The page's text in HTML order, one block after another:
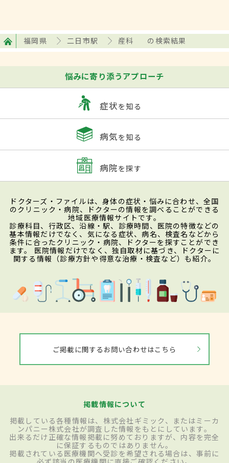
福岡県 二日市駅 産科 の検索結果
悩みに寄り添うアプローチ
症状を知る
病気を知る
病院を探す
ドクターズ・ファイルは、身体の症状・悩みに合わせ、全国
のクリニック・病院、ドクターの情報を調べることができる
地域医療情報サイトです。
診療科目、行政区、沿線・駅、診療時間、医院の特徴などの
基本情報だけでなく、気になる症状、病名、検査名などから
条件に合ったクリニック・病院、ドクターを探すことができ
ます。 医院情報だけでなく、独自取材に基づき、ドクターに
関する情報（診療方針や得意な治療・検査など）も紹介。
ご掲載に関するお問い合わせはこちら
掲載情報について
掲載している各種情報は、株式会社ギミック、またはミーカ
ンパニー株式会社が調査した情報をもとにしています。
出来るだけ正確な情報掲載に努めておりますが、内容を完全
に保証するものではありません。
掲載されている医療機関へ受診を希望される場合は、事前に